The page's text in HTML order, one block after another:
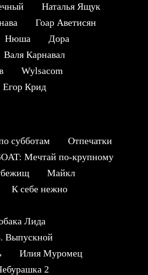
Наталья Ящук
Гоар Аветисян
Нюша
Дора
Валя Карнавал
Wylsacom
Егор Крид
субботам
Отпечатки
Мечтай по-крупному
Майкл
К себе нежно
Лида
Выпускной
Илия Муромец
2